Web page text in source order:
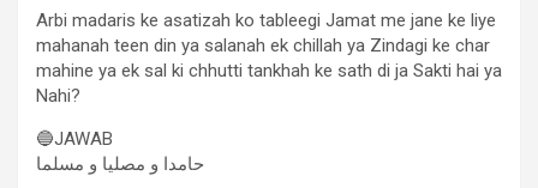
Arbi madaris ke asatizah ko tableegi Jamat me jane ke liye
mahanah teen din ya salanah ek chillah ya Zindagi ke char
mahine ya ek sal ki chhutti tankhah ke sath di ja Sakti hai ya
Nahi?
🔵JAWAB
حامدا و مصلیا و مسلما